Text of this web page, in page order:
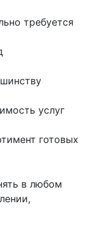
требуется
услуг
готовых
в любом